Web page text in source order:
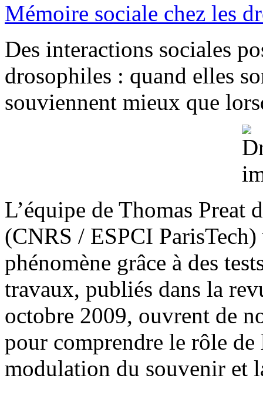
Mémoire sociale chez les
Des interactions sociales
drosophiles : quand elles
souviennent mieux que
L’équipe de Thomas
(CNRS / ESPCI
phénomène grâce à des
travaux, publiés dans la
octobre 2009, ouvrent de
pour comprendre le rôle
modulation du souvenir et